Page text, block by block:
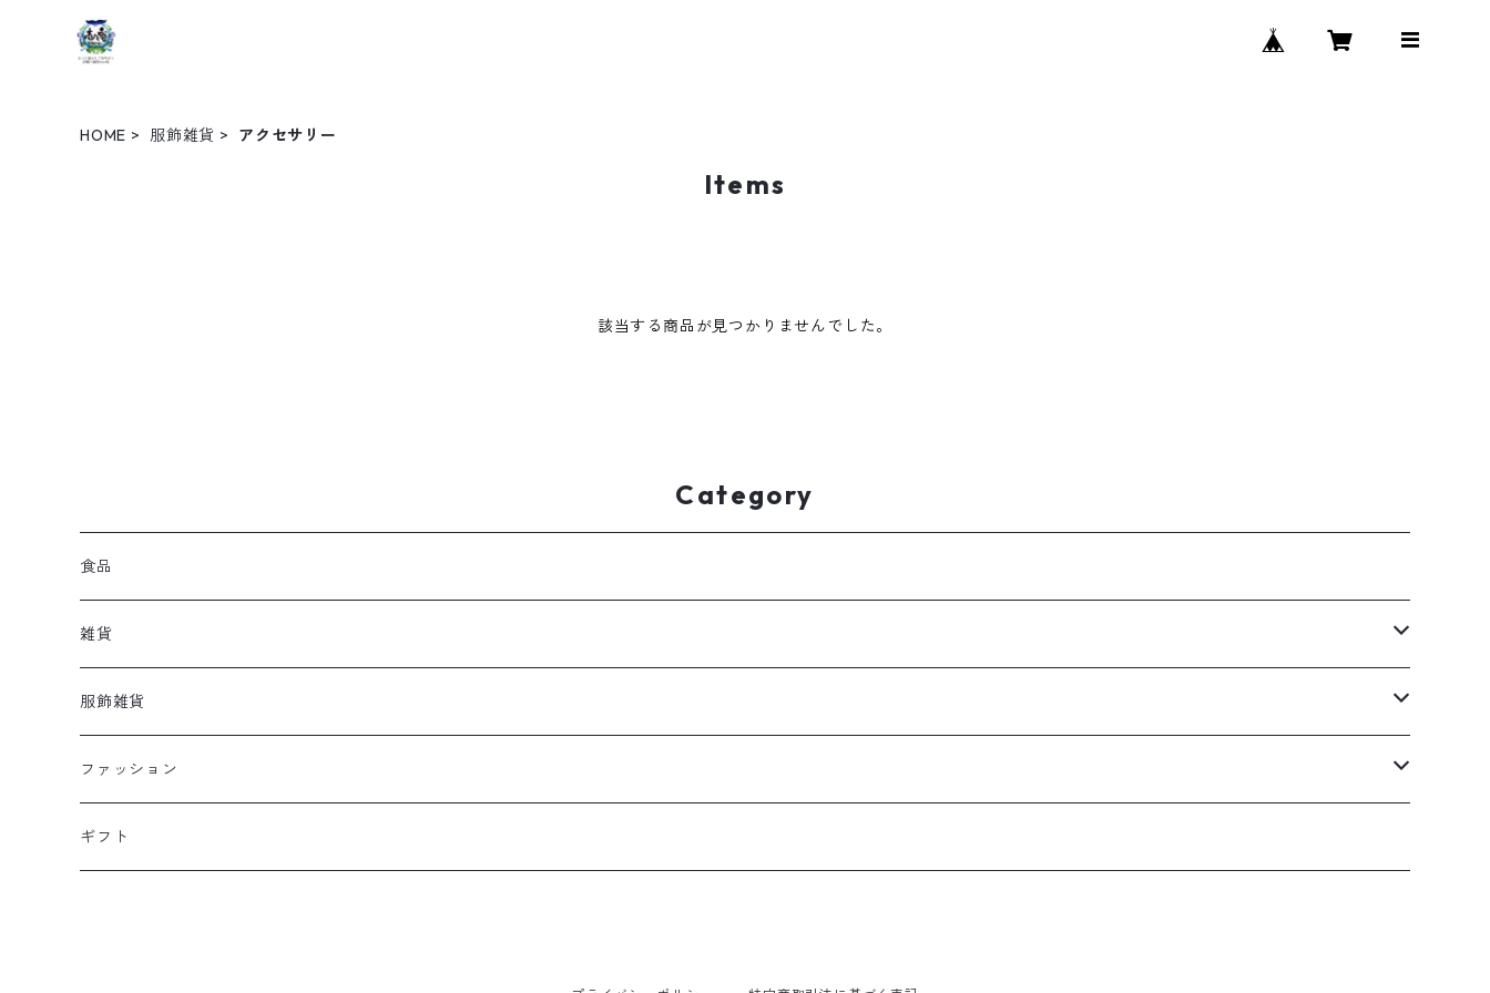
HOME 服飾雑貨 アクセサリー
Items
該当する商品が見つかりませんでした。
Category
食品
雑貨
香りのアイテム
ホームケア
本・文房具
服飾雑貨
アクセサリー
バッグ
ファッション
ユニセックス
ギフト